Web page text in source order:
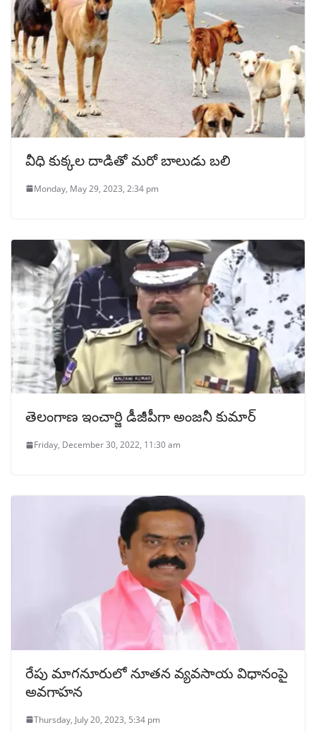
వీధి కుక్కల దాడితో మరో బాలుడు బలి
Monday, May 29, 2023, 2:34 pm
తెలంగాణ ఇంచార్జి డీజీపీగా అంజనీ కుమార్
Friday, December 30, 2022, 11:30 am
రేపు మాగనూరులో నూతన వ్యవసాయ విధానంపై
అవగాహన
Thursday, July 20, 2023, 5:34 pm